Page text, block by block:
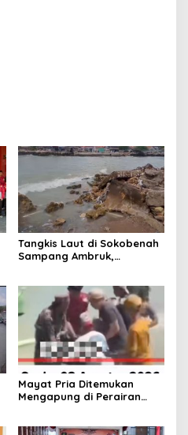
Tangkis Laut di Sokobenah
Sampang Ambruk,
Mayat Pria Ditemukan
Mengapung di Perairan